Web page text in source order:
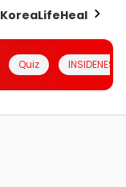
KoreaLifeHealth
Quiz INSIDENESIA